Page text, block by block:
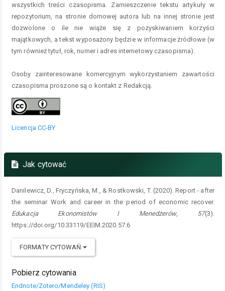
wszystkich treści czasopisma. Zamieszczenie tekstu artykuły w
repozytorium, na stronie domowej autora lub na innej stronie jest
dozwolone o ile nie wiąże się z pozyskiwaniem korzyści
majątkowych, a tekst wyposażony będzie w informacje źródłowe (w
tym również tytuł, rok, numer i adres internetowy czasopisma).
Osoby zainteresowane komercyjnym wykorzystaniem zawartości
czasopisma proszone są o kontakt z Redakcją.
Licencja CC-BY
Jak cytować
Danilewicz, D., Fryczyńska, M., & Rostkowski, T. (2020). Report - after
the seminar Work and career in the period of economic recover.
Edukacja Ekonomistów I Menedżerów, 57(3).
https://doi.org/10.33119/EEIM.2020.57.6
FORMATY CYTOWAŃ
Pobierz cytowania
Endnote/Zotero/Mendeley (RIS)